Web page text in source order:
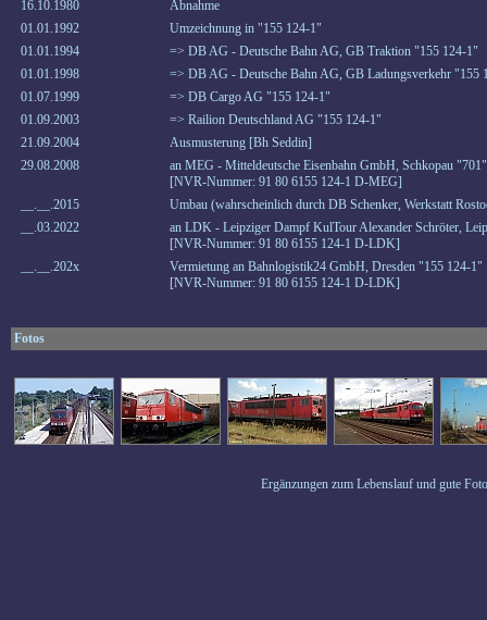
16.10.1980
Abnahme
01.01.1992
Umzeichnung in "155 124-1"
01.01.1994
=> DB AG - Deutsche Bahn AG, GB Traktion "155 124-1"
01.01.1998
=> DB AG - Deutsche Bahn AG, GB Ladungsverkehr "155
01.07.1999
=> DB Cargo AG "155 124-1"
01.09.2003
=> Railion Deutschland AG "155 124-1"
21.09.2004
Ausmusterung [Bh Seddin]
29.08.2008
an MEG - Mitteldeutsche Eisenbahn GmbH, Schkopau "701"
[NVR-Nummer: 91 80 6155 124-1 D-MEG]
__.__.2015
Umbau (wahrscheinlich durch DB Schenker, Werkstatt
__.03.2022
an LDK - Leipziger Dampf KulTour Alexander Schröter,
[NVR-Nummer: 91 80 6155 124-1 D-LDK]
__.__.202x
Vermietung an Bahnlogistik24 GmbH, Dresden "155 124-1"
[NVR-Nummer: 91 80 6155 124-1 D-LDK]
Fotos
Ergänzungen zum Lebenslauf und gute